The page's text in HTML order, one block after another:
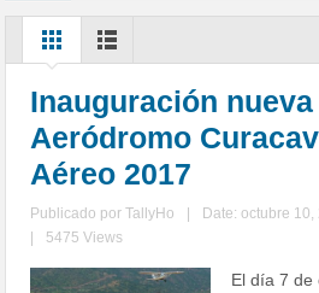
Menadier
Inauguración
Aeródromo
Aéreo 2017
Publicado porTallyHo Date: octubre 10,
5475 Views
El día 7 de